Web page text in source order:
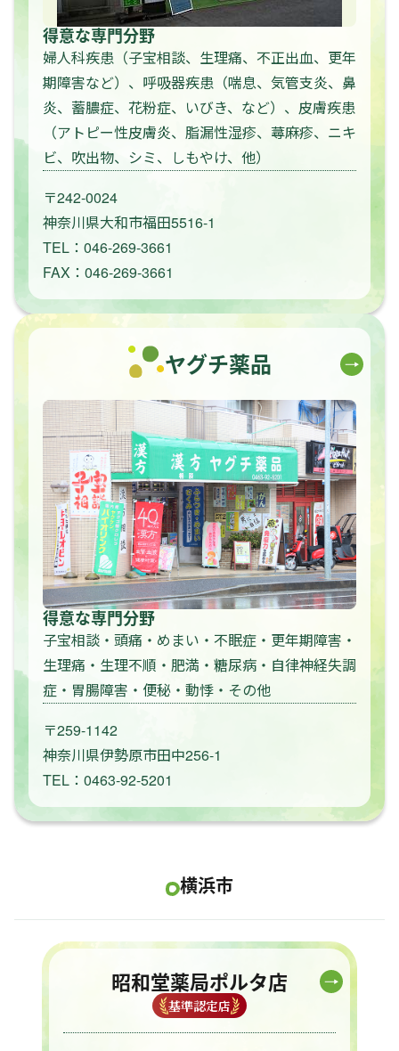
得意な専門分野
婦人科疾患（子宝相談、生理痛、不正出血、更年
期障害など）、呼吸器疾患（喘息、気管支炎、鼻
炎、蓄膿症、花粉症、いびき、など）、皮膚疾患
（アトピー性皮膚炎、脂漏性湿疹、蕁麻疹、ニキ
ビ、吹出物、シミ、しもやけ、他）
〒242-0024
神奈川県大和市福田5516-1
TEL：046-269-3661
FAX：046-269-3661
ヤグチ薬品
得意な専門分野
子宝相談・頭痛・めまい・不眠症・更年期障害・
生理痛・生理不順・肥満・糖尿病・自律神経失調
症・胃腸障害・便秘・動悸・その他
〒259-1142
神奈川県伊勢原市田中256-1
TEL：0463-92-5201
横浜市
昭和堂薬局ポルタ店
基準認定店